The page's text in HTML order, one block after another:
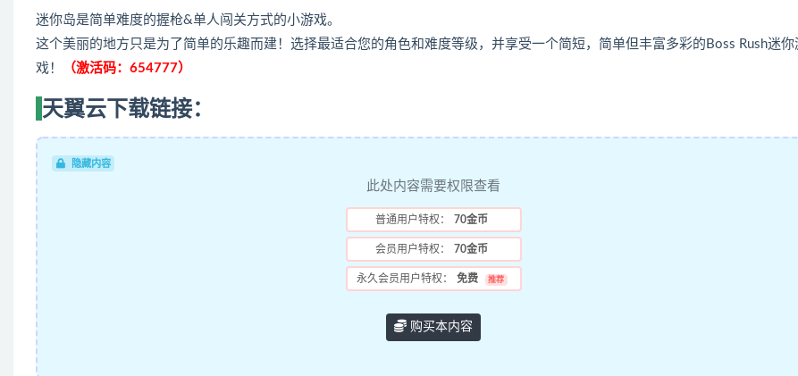
迷你岛是简单难度的握枪&单人闯关方式的小游戏。
这个美丽的地方只是为了简单的乐趣而建！选择最适合您的角色和难度等级，并享受一个简短，简单但丰富多彩的Boss Rush迷你
戏！
（激活码：654777）
天翼云下载链接：
隐藏内容
此处内容需要权限查看
普通用户特权： 70金币
会员用户特权： 70金币
永久会员用户特权： 免费 推荐
购买本内容